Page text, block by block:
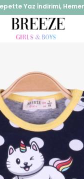
Yaz İndirimi,
%10 İndirimi Kap,
Elbise Modelleri Yazlık Elbise